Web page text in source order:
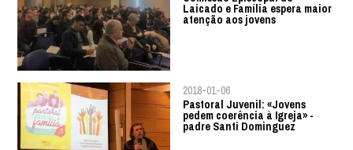
Laicado e Família espera maior
atenção aos jovens
2018-01-06
Pastoral Juvenil: «Jovens
pedem coerência à Igreja» -
padre Santi Dominguez